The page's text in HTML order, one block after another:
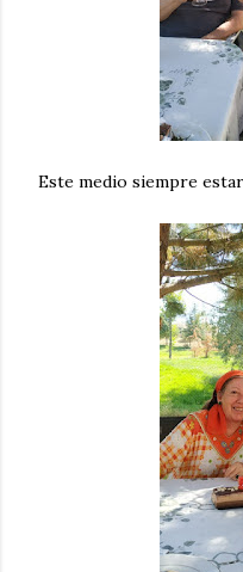
Este medio siempre